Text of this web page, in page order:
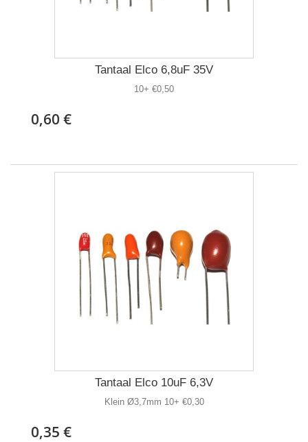
Tantaal Elco 6,8uF 35V
10+ €0,50
0,60 €
Tantaal Elco 10uF 6,3V
Klein Ø3,7mm 10+ €0,30
0,35 €